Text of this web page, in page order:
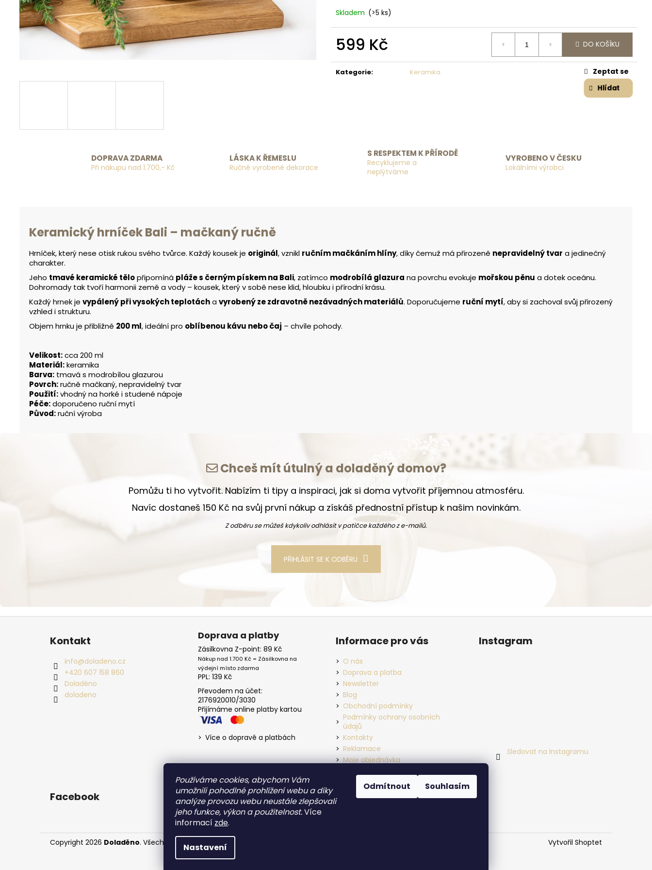
Používáme cookies, abychom Vám
umožnili pohodlné prohlížení webu a díky
analýze provozu webu neustále zlepšovali
jeho funkce, výkon a použitelnost.Více
informací zde.
Nastavení
Odmítnout Souhlasím
Skladem (>5 ks)
599 Kč DO KOŠÍKU
Kategorie: Keramika Zeptat se
Hlídat
DOPRAVA ZDARMA
Při nákupu nad 1.700,- Kč
LÁSKA K ŘEMESLU
Ručně vyrobené dekorace
S RESPEKTEM K PŘÍRODĚ
Recyklujeme a
neplýtváme
VYROBENO V ČESKU
Lokálními výrobci
Keramický hrníčekBali – mačkaný ručně
Hrníček, který nese otisk rukou svého tvůrce. Každý kousek je originál, vznikl ručním mačkáním hlíny, díky čemuž má přirozeně nepravidelný tvar a jedinečný
charakter.
Jeho tmavé keramické tělopřipomíná pláže s černým pískem na Bali, zatímco modrobílá glazura na povrchu evokuje mořskou pěnu a dotek oceánu.
Dohromady tak tvoří harmonii země a vody – kousek, který v sobě nese klid, hloubku i přírodní krásu.
Každý hrnek je vypálený při vysokých teplotáchavyrobený ze zdravotně nezávadných materiálů. Doporučujeme ruční mytí, aby si zachoval svůj přirozený
vzhled i strukturu.
Objem hrnku je přibližně 200 ml, ideální pro oblíbenou kávu nebo čaj – chvíle pohody.
Velikost:cca 200 ml
Materiál:keramika
Barva: tmavá s modrobílou glazurou
Povrch:ručně mačkaný, nepravidelný tvar
Použití:vhodný na horké i studené nápoje
Péče:doporučeno ruční mytí
Původ:ruční výroba
Chceš mít útulný a doladěný domov?
Pomůžu ti ho vytvořit. Nabízím ti tipy a inspiraci, jak si doma vytvořit příjemnou atmosféru.
Navíc dostaneš 150 Kč na svůj první nákup a získáš přednostní přístup k našim novinkám.
Z odběru se můžeš kdykoliv odhlásit v patičce každého z e-mailů.
PŘIHLÁSIT SE K ODBĚRU
Zápatí
Kontakt
info@doladeno.cz
+420 607 158 860
Doladěno
doladeno
Doprava a platby
Zásilkovna Z-point: 89 Kč
Nákup nad 1.700 Kč = Zásilkovna na
výdejní místo zdarma
PPL: 139 Kč
Převodem na účet:
2176920010/3030
Přijímáme online platby kartou
Více o dopravě a platbách
Informace pro vás
O nás
Doprava a platba
Newsletter
Blog
Obchodní podmínky
Podmínky ochrany osobních
údajů
Kontakty
Reklamace
Moje objednávka
Instagram
Sledovat na Instagramu
Facebook
Vytvořil Shoptet
Copyright 2026 Doladěno. Všechna práva vyhrazena.